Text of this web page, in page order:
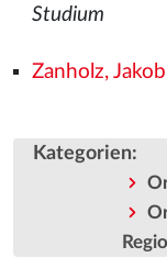
Studium
Zanholz, Jakob
Kategorien: